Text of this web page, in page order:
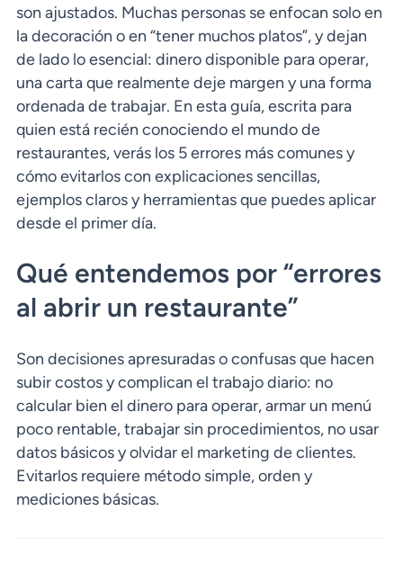
son ajustados. Muchas personas se enfocan solo en
la decoración o en “tener muchos platos”, y dejan
de lado lo esencial: dinero disponible para operar,
una carta que realmente deje margen y una forma
ordenada de trabajar. En esta guía, escrita para
quien está recién conociendo el mundo de
restaurantes, verás los 5 errores más comunes y
cómo evitarlos con explicaciones sencillas,
ejemplos claros y herramientas que puedes aplicar
desde el primer día.
Qué entendemos por “errores
al abrir un restaurante”
Son decisiones apresuradas o confusas que hacen
subir costos y complican el trabajo diario: no
calcular bien el dinero para operar, armar un menú
poco rentable, trabajar sin procedimientos, no usar
datos básicos y olvidar el marketing de clientes.
Evitarlos requiere método simple, orden y
mediciones básicas.